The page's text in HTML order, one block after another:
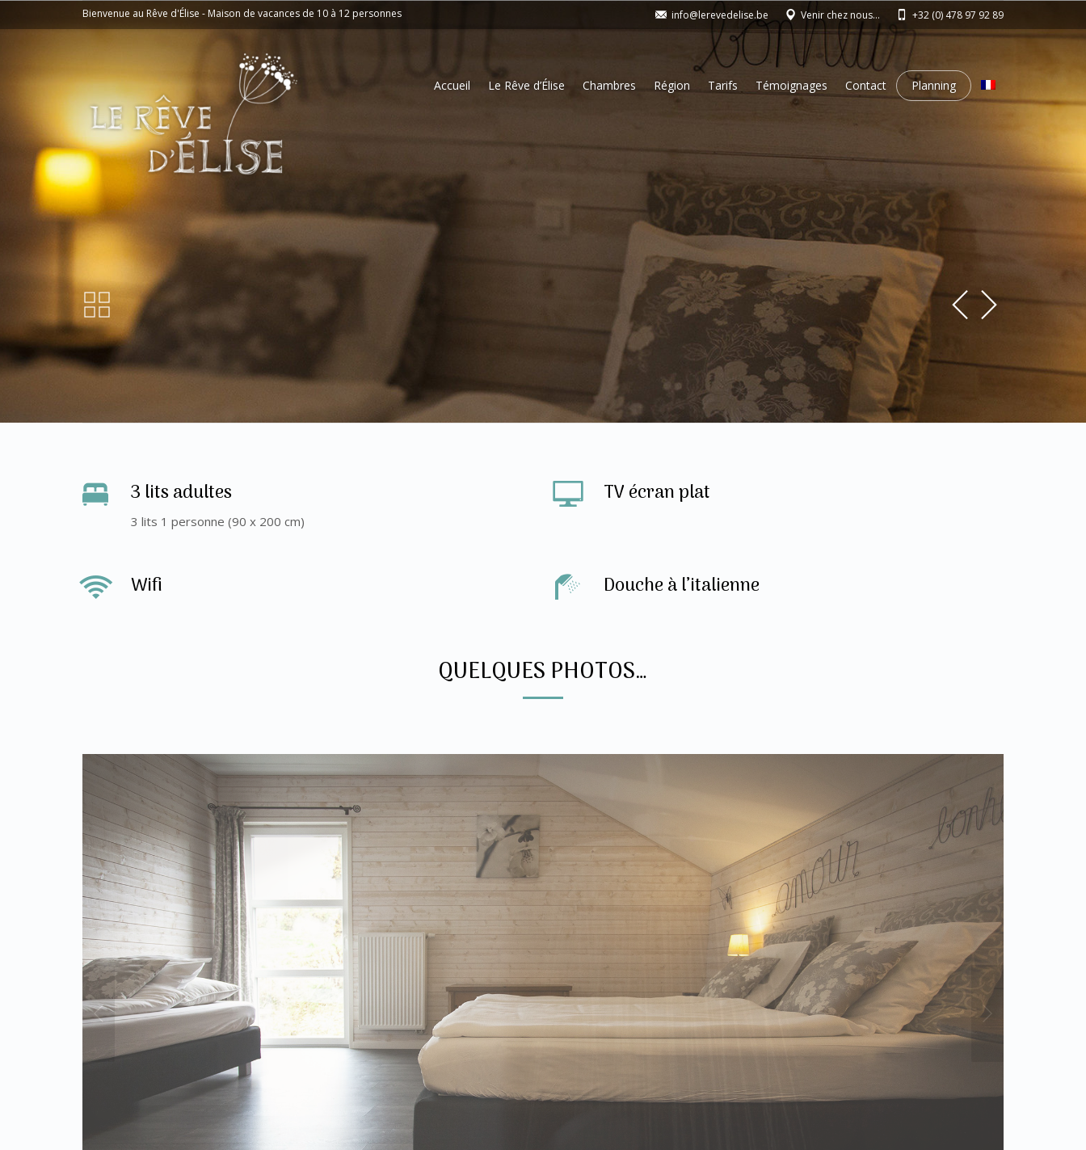
Bienvenue au Rêve d'Élise - Maison de vacances de 10 à 12 personnes info@lerevedelise.be Venir chez nous… +32 (0) 478 97 92 89
Accueil Le Rêve d’Élise Chambres Région Tarifs Témoignages Contact Planning
3 lits adultes
3 lits 1 personne (90 x 200 cm)
TV écran plat
Wifi Douche à l’italienne
QUELQUES PHOTOS…